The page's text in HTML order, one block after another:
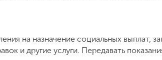
на назначение социальных выплат,
и другие услуги. Передавать